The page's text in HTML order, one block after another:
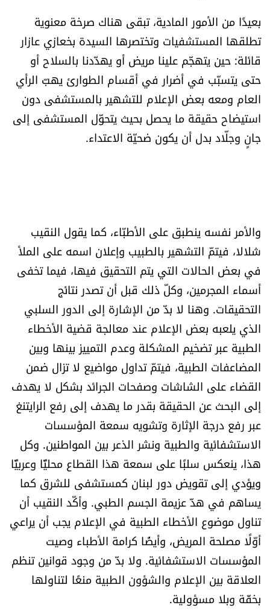
بعيدًا من الأمور المادية، تبقى هناك صرخة معنوية
تطلقها المستشفيات وتختصرها السيدة بخعازي عازار
قائلة: حين يتهجّم علينا مريض أو يهدّدنا بالسلاح أو
حتى يتسبّب في أضرار في أقسام الطوارئ يهبّ الرأي
العام ومعه بعض الإعلام للتشهير بالمستشفى دون
استيضاح حقيقة ما يحصل بحيث يتحوّل المستشفى إلى
جانٍ وجلّاد بدل أن يكون ضحيّة الاعتداء.
والأمر نفسه ينطبق على الأطبّاء، كما يقول النقيب
شلالا، فيتمّ التشهير بالطبيب وإعلان اسمه على الملأ
في بعض الحالات التي يتم التحقيق فيها، فيما تخفى
أسماء المجرمين، وكلّ ذلك قبل أن تصدر نتائج
التحقيقات. وهنا لا بدّ من الإشارة إلى الدور السلبي
الذي يلعبه بعض الإعلام عند معالجة قضية الأخطاء
الطبية عبر تضخيم المشكلة وعدم التمييز بينها وبين
المضاعفات الطبية، فيتمّ تداول مواضيع لا تزال ضمن
القضاء على الشاشات وصفحات الجرائد بشكل لا يهدف
إلى البحث عن الحقيقة بقدر ما يهدف إلى رفع الرايتنغ
عبر رفع درجة الإثارة وتشويه سمعة المؤسسات
الاستشفائية والطبية ونشر الذعر بين المواطنين. وكل
هذا، ينعكس سلبًا على سمعة هذا القطاع محليًّا وعربيًّا
ويؤدي إلى تقويض دور لبنان كمستشفى للشرق كما
يساهم في هدّ عزيمة الجسم الطبي. وأكّد النقيب أن
تناول موضوع الأخطاء الطبية في الإعلام يجب أن يراعي
أوّلًا مصلحة المريض، وأيضًا كرامة الأطباء وصيت
المؤسسات الاستشفائية. ولا بدّ من وجود قوانين تنظم
العلاقة بين الإعلام والشؤون الطبية منعًا لتناولها
بخفّة وبلا مسؤولية.